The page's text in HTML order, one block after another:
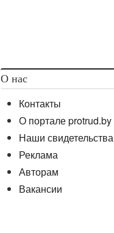
О нас
Контакты
О портале protrud.by
Наши свидетельства
Реклама
Авторам
Вакансии